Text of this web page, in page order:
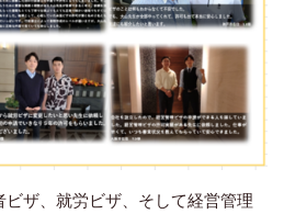
ザ、就労ビザ、そして経営管理